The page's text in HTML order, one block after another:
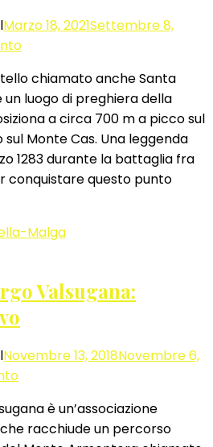
Marzo 18, 2021Settembre 8,
su
di
Montecastello
sul
Lago
di
Garda
chiamato anche Santa
un luogo di preghiera della
a circa 700 m a picco sul
Monte Cas. Una leggenda
1283 durante la battaglia fra
conquistare questo punto
Valsugana:
Novembre 13, 2018Novembre 6,
su
Sella
in
è un’associazione
racchiude un percorso